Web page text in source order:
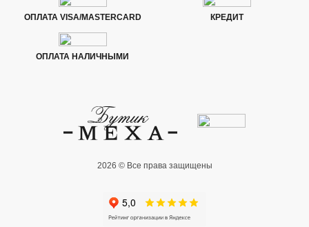
ОПЛАТА VISA/MASTERCARD КРЕДИТ
ОПЛАТА НАЛИЧНЫМИ
2026 © Все права защищены